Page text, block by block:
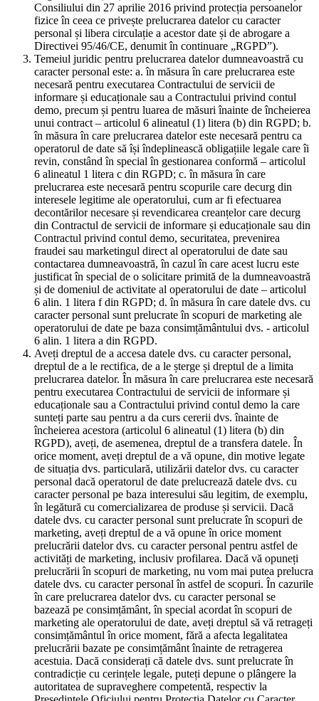
Consiliului din 27 aprilie 2016 privind protecția persoanelor
fizice în ceea ce privește prelucrarea datelor cu caracter
personal și libera circulație a acestor date și de abrogare a
Directivei 95/46/CE, denumit în continuare „RGPD”).
Temeiul juridic pentru prelucrarea datelor dumneavoastră cu
caracter personal este: a. în măsura în care prelucrarea este
necesară pentru executarea Contractului de servicii de
informare și educaționale sau a Contractului privind contul
demo, precum și pentru luarea de măsuri înainte de încheierea
unui contract – articolul 6 alineatul (1) litera (b) din RGPD; b.
în măsura în care prelucrarea datelor este necesară pentru ca
operatorul de date să își îndeplinească obligațiile legale care îi
revin, constând în special în gestionarea conformă – articolul
6 alineatul 1 litera c din RGPD; c. în măsura în care
prelucrarea este necesară pentru scopurile care decurg din
interesele legitime ale operatorului, cum ar fi efectuarea
decontărilor necesare și revendicarea creanțelor care decurg
din Contractul de servicii de informare și educaționale sau din
Contractul privind contul demo, securitatea, prevenirea
fraudei sau marketingul direct al operatorului de date sau
contactarea dumneavoastră, în cazul în care acest lucru este
justificat în special de o solicitare primită de la dumneavoastră
și de domeniul de activitate al operatorului de date – articolul
6 alin. 1 litera f din RGPD; d. în măsura în care datele dvs. cu
caracter personal sunt prelucrate în scopuri de marketing ale
operatorului de date pe baza consimțământului dvs. - articolul
6 alin. 1 litera a din RGPD.
Aveți dreptul de a accesa datele dvs. cu caracter personal,
dreptul de a le rectifica, de a le șterge și dreptul de a limita
prelucrarea datelor. În măsura în care prelucrarea este necesară
pentru executarea Contractului de servicii de informare și
educaționale sau a Contractului privind contul demo la care
sunteți parte sau pentru a da curs cererii dvs. înainte de
încheierea acestora (articolul 6 alineatul (1) litera (b) din
RGPD), aveți, de asemenea, dreptul de a transfera datele. În
orice moment, aveți dreptul de a vă opune, din motive legate
de situația dvs. particulară, utilizării datelor dvs. cu caracter
personal dacă operatorul de date prelucrează datele dvs. cu
caracter personal pe baza interesului său legitim, de exemplu,
în legătură cu comercializarea de produse și servicii. Dacă
datele dvs. cu caracter personal sunt prelucrate în scopuri de
marketing, aveți dreptul de a vă opune în orice moment
prelucrării datelor dvs. cu caracter personal pentru astfel de
activități de marketing, inclusiv profilarea. Dacă vă opuneți
prelucrării în scopuri de marketing, nu vom mai putea prelucra
datele dvs. cu caracter personal în astfel de scopuri. În cazurile
în care prelucrarea datelor dvs. cu caracter personal se
bazează pe consimțământ, în special acordat în scopuri de
marketing ale operatorului de date, aveți dreptul să vă retrageți
consimțământul în orice moment, fără a afecta legalitatea
prelucrării bazate pe consimțământ înainte de retragerea
acestuia. Dacă considerați că datele dvs. sunt prelucrate în
contradicție cu cerințele legale, puteți depune o plângere la
autoritatea de supraveghere competentă, respectiv la